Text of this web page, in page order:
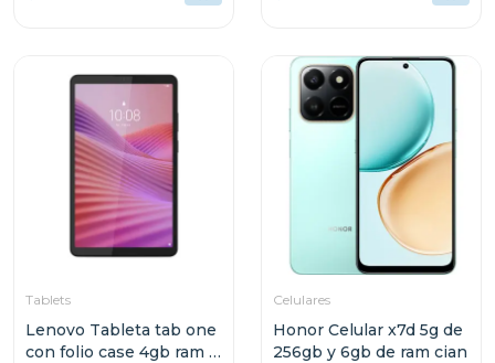
almacenamiento wifi
8gb de ram y 256 gb
Tablets
Lenovo Tableta tab one
con folio case 4gb ram y
Celulares
Honor Celular x7d 5g de
256gb y 6gb de ram cian